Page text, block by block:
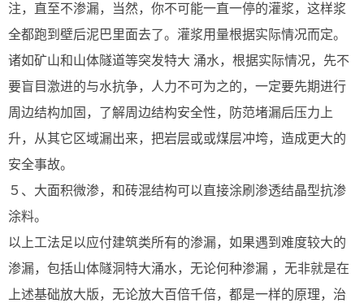
注，直至不渗漏，当然，你不可能一直一停的灌浆，这样浆
全都跑到壁后泥巴里面去了。灌浆用量根据实际情况而定。
诸如矿山和山体隧道等突发特大 涌水，根据实际情况，先不
要盲目激进的与水抗争，人力不可为之的，一定要先期进行
周边结构加固，了解周边结构安全性，防范堵漏后压力上
升，从其它区域漏出来，把岩层或或煤层冲垮，造成更大的
安全事故。
５、大面积微渗，和砖混结构可以直接涂刷渗透结晶型抗渗
涂料。
以上工法足以应付建筑类所有的渗漏，如果遇到难度较大的
渗漏，包括山体隧洞特大涌水，无论何种渗漏 ，无非就是在
上述基础放大版，无论放大百倍千倍，都是一样的原理，治